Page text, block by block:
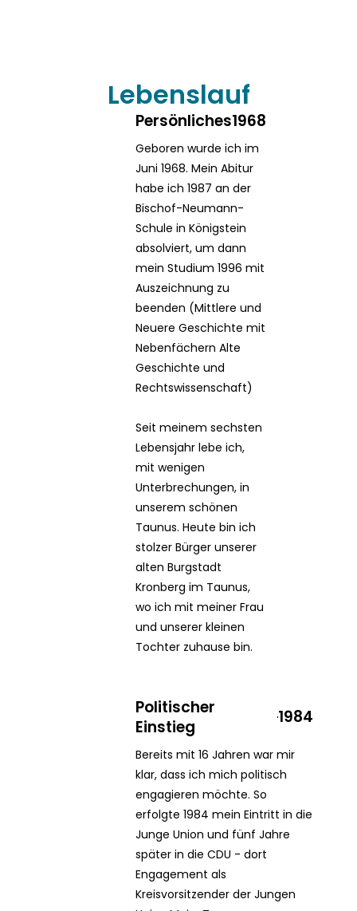
Lebenslauf
Persönliches1968
Geboren wurde ich im
Juni 1968. Mein Abitur
habe ich 1987 an der
Bischof-Neumann-
Schule in Königstein
absolviert, um dann
mein Studium 1996 mit
Auszeichnung zu
beenden (Mittlere und
Neuere Geschichte mit
Nebenfächern Alte
Geschichte und
Rechtswissenschaft)
Seit meinem sechsten
Lebensjahr lebe ich,
mit wenigen
Unterbrechungen, in
unserem schönen
Taunus. Heute bin ich
stolzer Bürger unserer
alten Burgstadt
Kronberg im Taunus,
wo ich mit meiner Frau
und unserer kleinen
Tochter zuhause bin.
Politischer
Einstieg
1984
Bereits mit 16 Jahren war mir
klar, dass ich mich politisch
engagieren möchte. So
erfolgte 1984 mein Eintritt in die
Junge Union und fünf Jahre
später in die CDU - dort
Engagement als
Kreisvorsitzender der Jungen